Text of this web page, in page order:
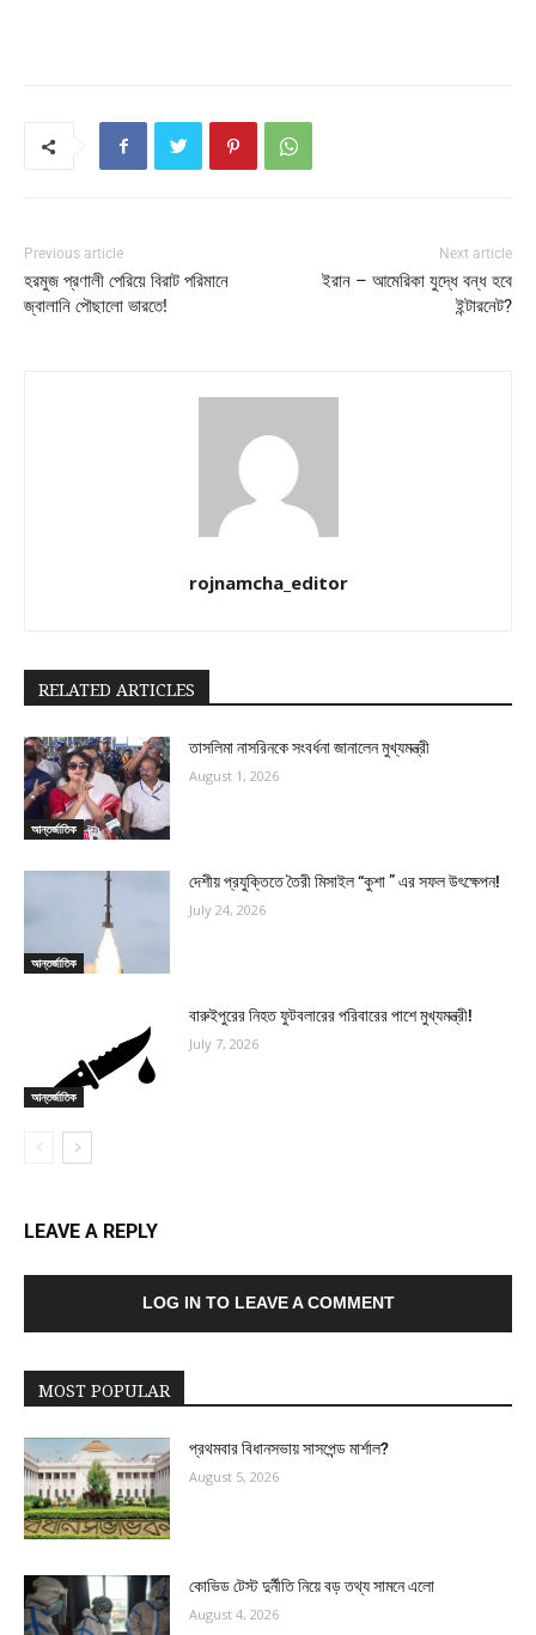
Previous article
হরমুজ প্রণালী পেরিয়ে বিরাট পরিমানে
জ্বালানি পৌছালো ভারতে!
Next article
ইরান – আমেরিকা যুদ্ধে বন্ধ হবে
ইন্টারনেট?
rojnamcha_editor
RELATED ARTICLES
আন্তর্জাতিক
তাসলিমা নাসরিনকে সংবর্ধনা জানালেন মুখ্যমন্ত্রী
August 1, 2026
আন্তর্জাতিক
দেশীয় প্রযুক্তিতে তৈরী মিসাইল “কুশা ” এর সফল উৎক্ষেপন!
July 24, 2026
আন্তর্জাতিক
বারুইপুরের নিহত ফুটবলারের পরিবারের পাশে মুখ্যমন্ত্রী!
July 7, 2026
LEAVE A REPLY
LOG IN TO LEAVE A COMMENT
MOST POPULAR
প্রথমবার বিধানসভায় সাসপেন্ড মার্শাল?
August 5, 2026
কোভিড টেস্ট দুর্নীতি নিয়ে বড় তথ্য সামনে এলো
August 4, 2026